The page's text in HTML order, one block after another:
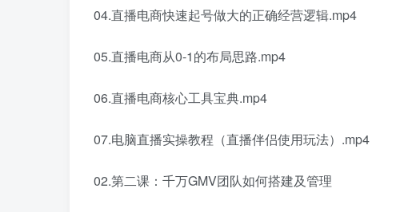
04.直播电商快速起号做大的正确经营逻辑.mp4
05.直播电商从0-1的布局思路.mp4
06.直播电商核心工具宝典.mp4
07.电脑直播实操教程（直播伴侣使用玩法）.mp4
02.第二课：千万GMV团队如何搭建及管理